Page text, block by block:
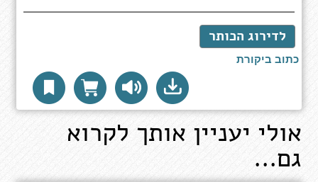
לדירוג הכותר
כתוב ביקורת
אולי יעניין אותך לקרוא
גם...